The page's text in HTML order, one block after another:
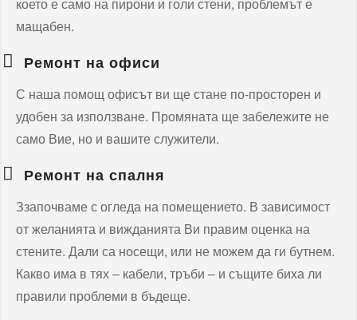
мащабен.
Ремонт на офиси
С наша помощ офисът ви ще стане по-просторен и
удобен за използване. Промяната ще забележите не
само Вие, но и вашите служители.
Ремонт на спалня
Ззапочваме с огледа на помещението. В зависимост
от желанията и вижданията Ви правим оценка на
стените. Дали са носещи, или не можем да ги бутнем.
Какво има в тях – кабели, тръби – и същите биха ли
правили проблеми в бъдеще.